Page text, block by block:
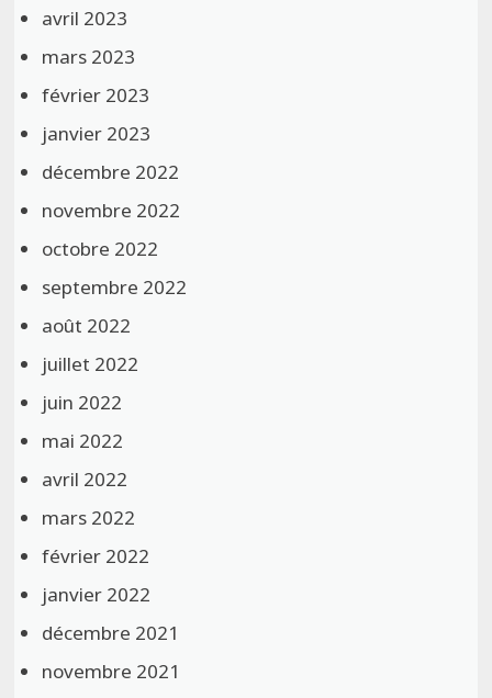
avril 2023
mars 2023
février 2023
janvier 2023
décembre 2022
novembre 2022
octobre 2022
septembre 2022
août 2022
juillet 2022
juin 2022
mai 2022
avril 2022
mars 2022
février 2022
janvier 2022
décembre 2021
novembre 2021